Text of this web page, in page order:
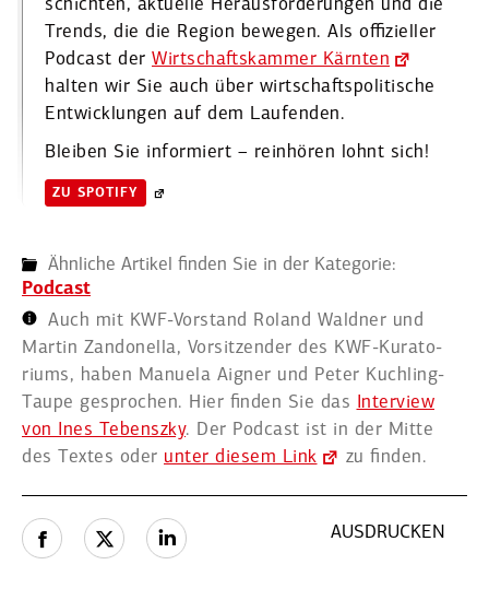
schichten, aktuelle Heraus­for­de­rungen und die
Trends, die die Region bewegen. Als offizi­eller
Podcast der Wirtschafts­kammer Kärnten
halten wir Sie auch über wirtschafts­po­li­tische
Entwick­lungen auf dem Laufenden.
Bleiben Sie infor­miert – reinhören lohnt sich!
ZU SPOTIFY
Ähnliche Artikel finden Sie in der Kategorie:
Podcast
Auch mit KWF-Vorstand Roland Waldner und
Martin Zando­nella, Vorsit­zender des KWF-Kurato­
riums, haben Manuela Aigner und Peter Kuchling-
Taupe gesprochen. Hier finden Sie das
Interview
von Ines Tebenszky. Der Podcast ist in der Mitte
des Textes oder unter diesem Link zu finden.
AUSDRUCKEN